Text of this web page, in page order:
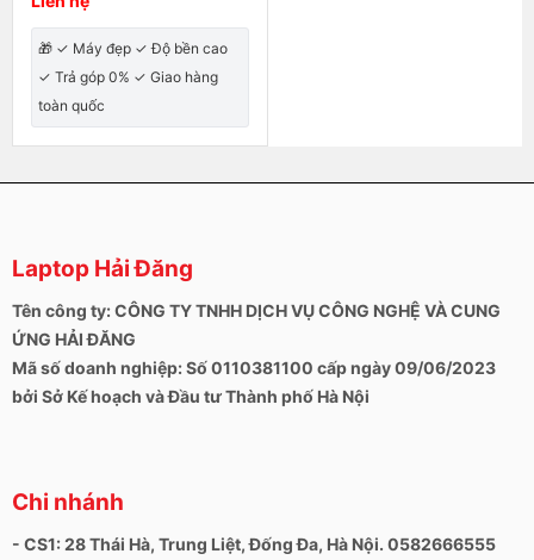
🎁 ✓ Máy đẹp ✓ Độ bền cao
✓ Trả góp 0% ✓ Giao hàng
toàn quốc
Laptop Hải Đăng
Tên công ty: CÔNG TY TNHH DỊCH VỤ CÔNG NGHỆ VÀ CUNG
ỨNG HẢI ĐĂNG
Mã số doanh nghiệp: Số 0110381100 cấp ngày 09/06/2023
bởi Sở Kế hoạch và Đầu tư Thành phố Hà Nội
Chi nhánh
- CS1: 28 Thái Hà, Trung Liệt, Đống Đa, Hà Nội. 0582666555